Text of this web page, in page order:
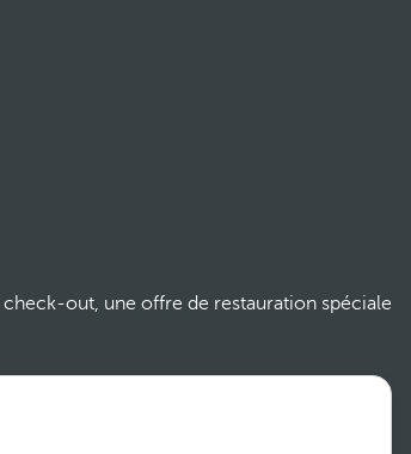
out, une offre de restauration spéciale